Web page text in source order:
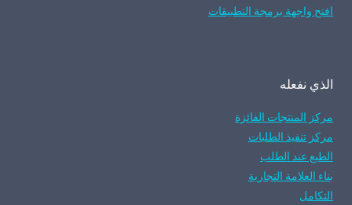
افتح واجهة برمجة التطبيقات
الذي نفعله
مركز المنتجات الفائزة
مركز تنفيذ الطلبات
الطبع عند الطلب
بناء العلامة التجارية
التكامل